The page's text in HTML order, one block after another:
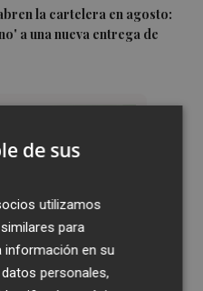
la cartelera en agosto:
a una nueva entrega de
de sus
utilizamos
para
información en su
personales,